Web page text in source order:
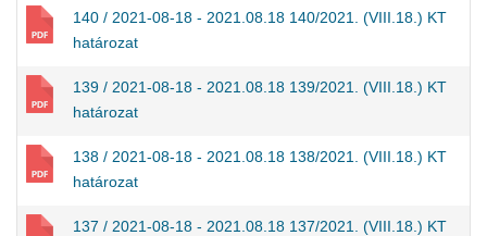
140 / 2021-08-18 - 2021.08.18 140/2021. (VIII.18.) KT
határozat
139 / 2021-08-18 - 2021.08.18 139/2021. (VIII.18.) KT
határozat
138 / 2021-08-18 - 2021.08.18 138/2021. (VIII.18.) KT
határozat
137 / 2021-08-18 - 2021.08.18 137/2021. (VIII.18.) KT